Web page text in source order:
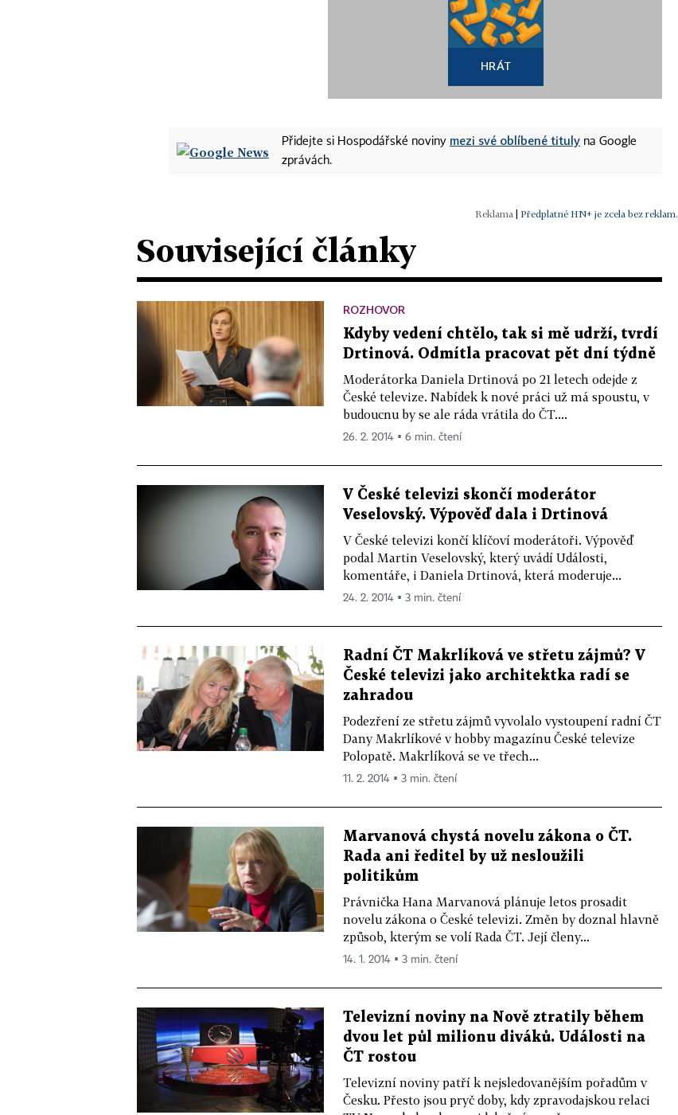
HRÁT
Přidejte si Hospodářské noviny mezi své oblíbené tituly na Google
zprávách.
| Předplatné HN+ je zcela bez reklam.
Související články
ROZHOVOR
Kdyby vedení chtělo, tak si mě udrží, tvrdí
Drtinová. Odmítla pracovat pět dní týdně
Moderátorka Daniela Drtinová po 21 letech odejde z
České televize. Nabídek k nové práci už má spoustu, v
budoucnu by se ale ráda vrátila do ČT....
26. 2. 2014 ▪ 6 min. čtení
V České televizi skončí moderátor
Veselovský. Výpověď dala i Drtinová
V České televizi končí klíčoví moderátoři. Výpověď
podal Martin Veselovský, který uvádí Události,
komentáře, i Daniela Drtinová, která moderuje...
24. 2. 2014 ▪ 3 min. čtení
Radní ČT Makrlíková ve střetu zájmů? V
České televizi jako architektka radí se
zahradou
Podezření ze střetu zájmů vyvolalo vystoupení radní ČT
Dany Makrlíkové v hobby magazínu České televize
Polopatě. Makrlíková se ve třech...
11. 2. 2014 ▪ 3 min. čtení
Marvanová chystá novelu zákona o ČT.
Rada ani ředitel by už nesloužili
politikům
Právnička Hana Marvanová plánuje letos prosadit
novelu zákona o České televizi. Změn by doznal hlavně
způsob, kterým se volí Rada ČT. Její členy...
14. 1. 2014 ▪ 3 min. čtení
Televizní noviny na Nově ztratily během
dvou let půl milionu diváků. Události na
ČT rostou
Televizní noviny patří k nejsledovanějším pořadům v
Česku. Přesto jsou pryč doby, kdy zpravodajskou relaci